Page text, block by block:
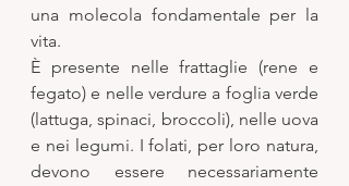
una molecola fondamentale per la
vita.
È presente nelle frattaglie (rene e
fegato) e nelle verdure a foglia verde
(lattuga, spinaci, broccoli), nelle uova
e nei legumi. I folati, per loro natura,
devono essere necessariamente